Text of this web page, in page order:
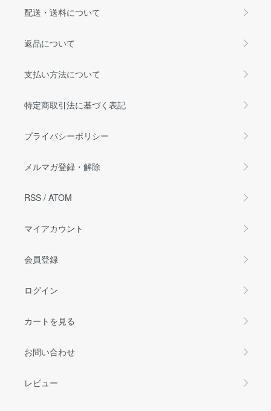
配送・送料について
返品について
支払い方法について
特定商取引法に基づく表記
プライバシーポリシー
メルマガ登録・解除
RSS / ATOM
マイアカウント
会員登録
ログイン
カートを見る
お問い合わせ
レビュー